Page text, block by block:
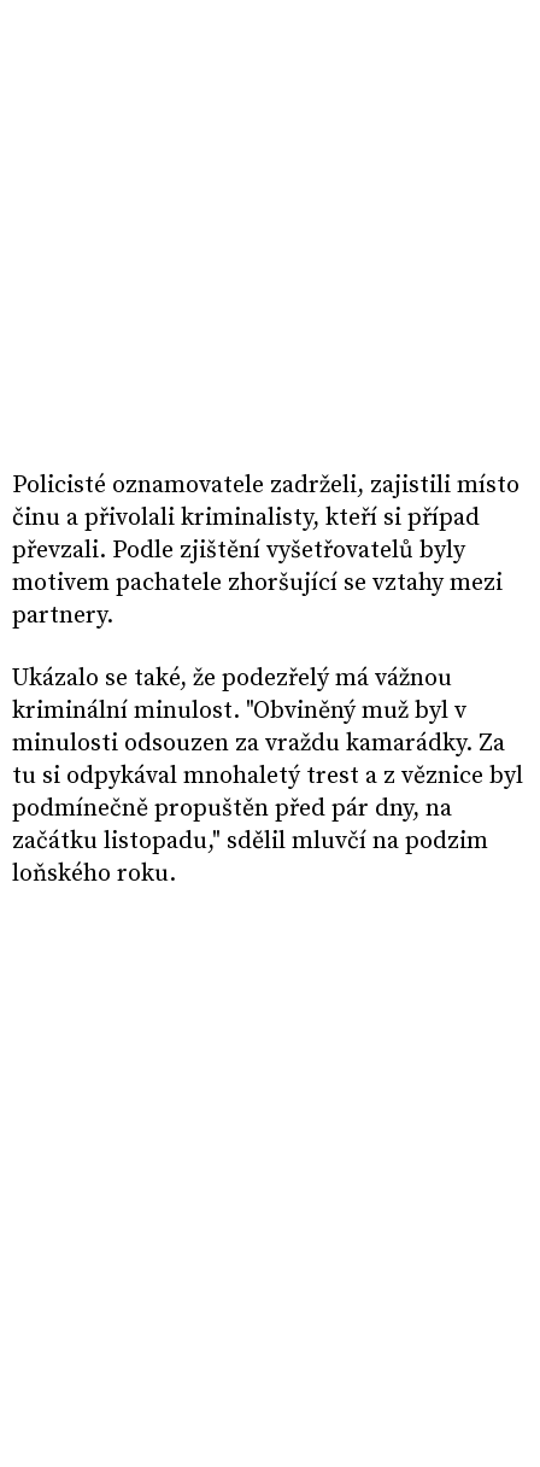
Policisté oznamovatele zadrželi, zajistili místo
činu a přivolali kriminalisty, kteří si případ
převzali. Podle zjištění vyšetřovatelů byly
motivem pachatele zhoršující se vztahy mezi
partnery.
Ukázalo se také, že podezřelý má vážnou
kriminální minulost. "Obviněný muž byl v
minulosti odsouzen za vraždu kamarádky. Za
tu si odpykával mnohaletý trest a z věznice byl
podmínečně propuštěn před pár dny, na
začátku listopadu," sdělil mluvčí na podzim
loňského roku.